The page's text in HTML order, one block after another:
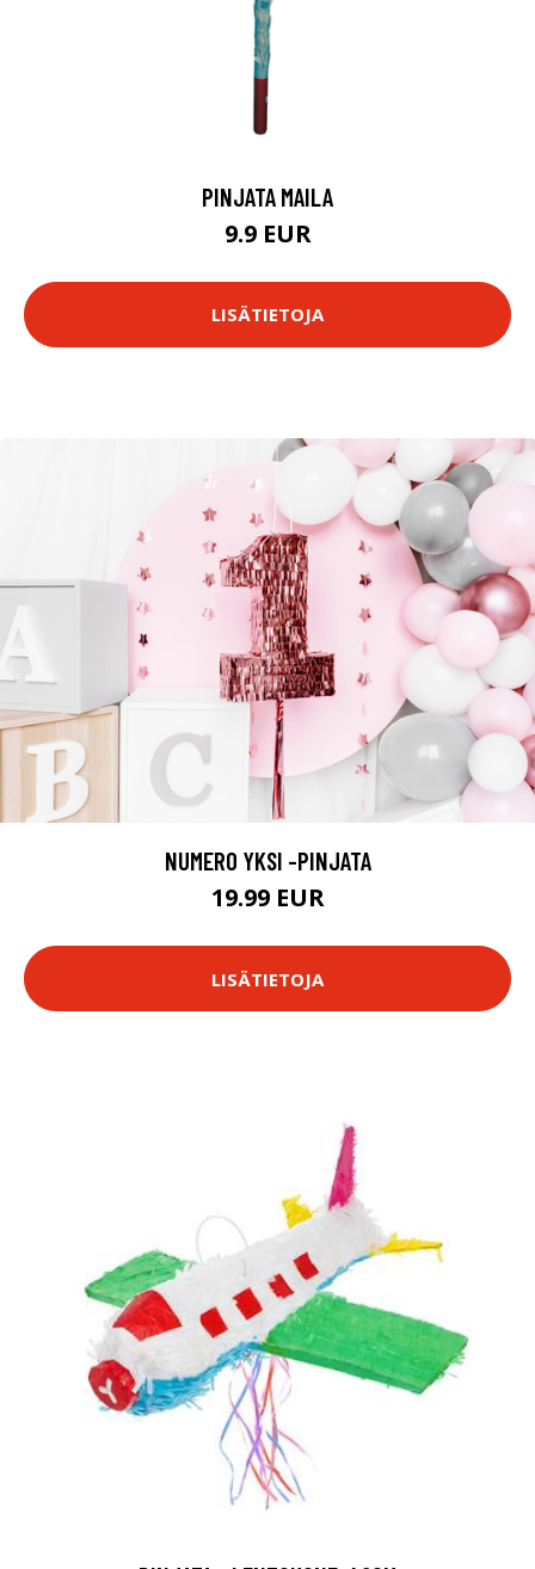
PINJATA MAILA
9.9 EUR
LISÄTIETOJA
NUMERO YKSI -PINJATA
19.99 EUR
LISÄTIETOJA